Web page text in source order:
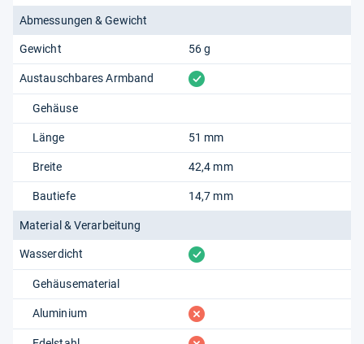
Abmessungen & Gewicht
Gewicht 56 g
Austauschbares Armband vorhanden
Gehäuse
Länge 51 mm
Breite 42,4 mm
Bautiefe 14,7 mm
Material & Verarbeitung
Wasserdicht vorhanden
Gehäusematerial
Aluminium fehlt